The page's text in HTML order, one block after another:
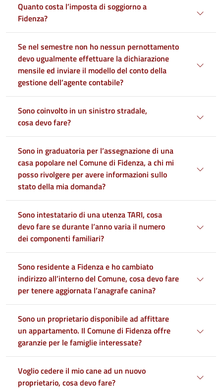
Quanto costa l’imposta di soggiorno a
Fidenza?
Se nel semestre non ho nessun pernottamento
devo ugualmente effettuare la dichiarazione
mensile ed inviare il modello del conto della
gestione dell’agente contabile?
Sono coinvolto in un sinistro stradale,
cosa devo fare?
Sono in graduatoria per l’assegnazione di una
casa popolare nel Comune di Fidenza, a chi mi
posso rivolgere per avere informazioni sullo
stato della mia domanda?
Sono intestatario di una utenza TARI, cosa
devo fare se durante l’anno varia il numero
dei componenti familiari?
Sono residente a Fidenza e ho cambiato
indirizzo all’interno del Comune, cosa devo fare
per tenere aggiornata l’anagrafe canina?
Sono un proprietario disponibile ad affittare
un appartamento. Il Comune di Fidenza offre
garanzie per le famiglie interessate?
Voglio cedere il mio cane ad un nuovo
proprietario, cosa devo fare?